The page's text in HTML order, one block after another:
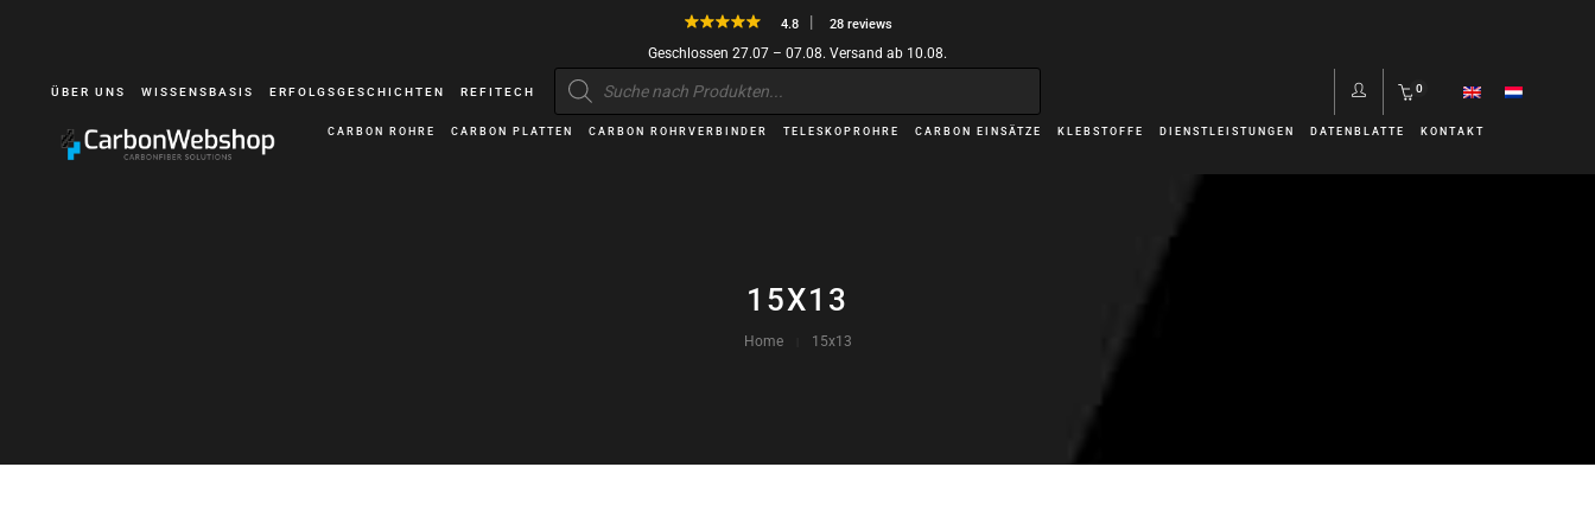
4.8 28 reviews
Geschlossen 27.07 – 07.08. Versand ab 10.08.
ÜBER UNS WISSENSBASIS ERFOLGSGESCHICHTEN REFITECH
Products
search
0
CARBON ROHRE CARBON PLATTEN CARBON ROHRVERBINDER TELESKOPROHRE CARBON EINSÄTZE KLEBSTOFFE DIENSTLEISTUNGEN DATENBLATTE KONTAKT
15X13
Home 15x13